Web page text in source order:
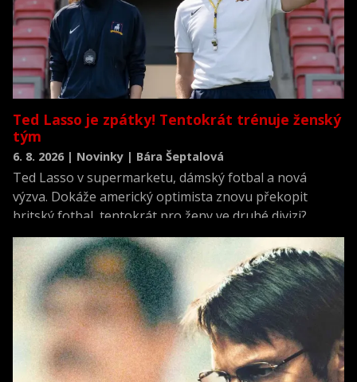
Ted Lasso je zpátky! Tentokrát trénuje ženský
tým
6. 8. 2026 | Novinky | Bára Šeptalová
Ted Lasso v supermarketu, dámský fotbal a nová
výzva. Dokáže americký optimista znovu překopit
britský fotbal, tentokrát pro ženy ve druhé divizi?